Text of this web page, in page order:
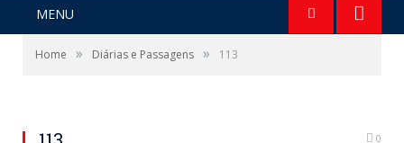
MENU
Home » Diárias e Passagens » 113
0